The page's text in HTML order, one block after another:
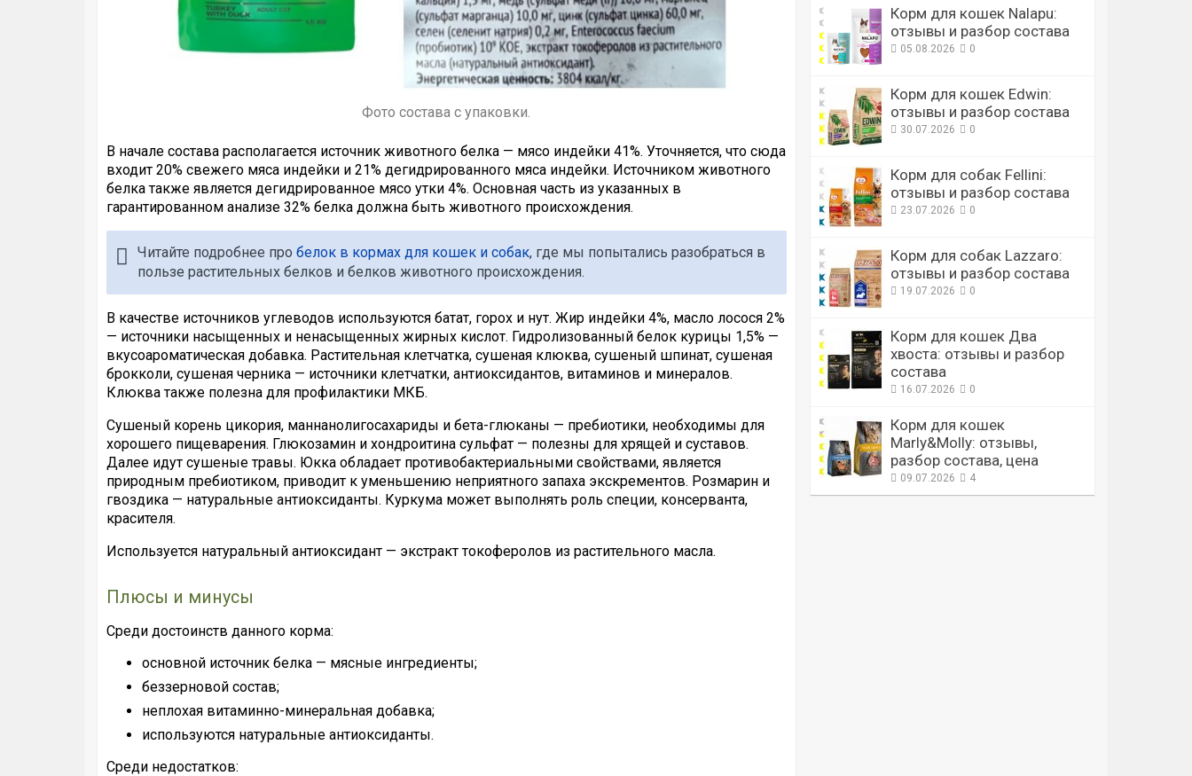
Фото состава с упаковки.
В начале состава располагается источник животного белка — мясо индейки 41%. Уточняется, что сюда
входит 20% свежего мяса индейки и 21% дегидрированного мяса индейки. Источником животного
белка также является дегидрированное мясо утки 4%. Основная часть из указанных в
гарантированном анализе 32% белка должна быть животного происхождения.
Читайте подробнее про белок в кормах для кошек и собак, где мы попытались разобраться в
пользе растительных белков и белков животного происхождения.
В качестве источников углеводов используются батат, горох и нут. Жир индейки 4%, масло лосося 2%
— источники насыщенных и ненасыщенных жирных кислот. Гидролизованный белок курицы 1,5% —
вкусоароматическая добавка. Растительная клетчатка, сушеная клюква, сушеный шпинат, сушеная
брокколи, сушеная черника — источники клетчатки, антиоксидантов, витаминов и минералов.
Клюква также полезна для профилактики МКБ.
Сушеный корень цикория, маннанолигосахариды и бета-глюканы — пребиотики, необходимы для
хорошего пищеварения. Глюкозамин и хондроитина сульфат — полезны для хрящей и суставов.
Далее идут сушеные травы. Юкка обладает противобактериальными свойствами, является
природным пребиотиком, приводит к уменьшению неприятного запаха экскрементов. Розмарин и
гвоздика — натуральные антиоксиданты. Куркума может выполнять роль специи, консерванта,
красителя.
Используется натуральный антиоксидант — экстракт токоферолов из растительного масла.
Плюсы и минусы
Среди достоинств данного корма:
основной источник белка — мясные ингредиенты;
беззерновой состав;
неплохая витаминно-минеральная добавка;
используются натуральные антиоксиданты.
Среди недостатков:
Корм для кошек Nalapu:
отзывы и разбор состава
05.08.2026 0
Корм для кошек Edwin:
отзывы и разбор состава
30.07.2026 0
Корм для собак Fellini:
отзывы и разбор состава
23.07.2026 0
Корм для собак Lazzaro:
отзывы и разбор состава
19.07.2026 0
Корм для кошек Два
хвоста: отзывы и разбор
состава
16.07.2026 0
Корм для кошек
Marly&Molly: отзывы,
разбор состава, цена
09.07.2026 4